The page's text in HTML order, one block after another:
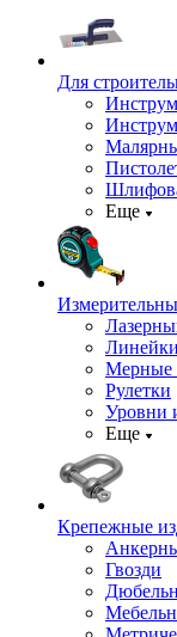
Для
Еще
Мерные
Рулетки
Уровни
Еще
Крепежные
Гвозди